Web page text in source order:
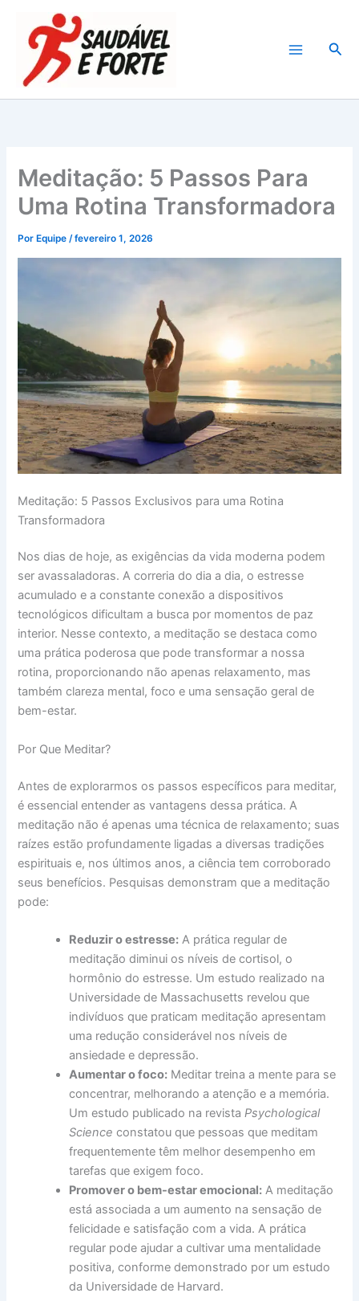
conteúdo
Meditação: 5 Passos Para
Uma Rotina Transformadora
Por Equipe/fevereiro 1, 2026
Meditação: 5 Passos Exclusivos para uma Rotina
Transformadora
Nos dias de hoje, as exigências da vida moderna podem
ser avassaladoras. A correria do dia a dia, o estresse
acumulado e a constante conexão a dispositivos
tecnológicos dificultam a busca por momentos de paz
interior. Nesse contexto, a meditação se destaca como
uma prática poderosa que pode transformar a nossa
rotina, proporcionando não apenas relaxamento, mas
também clareza mental, foco e uma sensação geral de
bem-estar.
Por Que Meditar?
Antes de explorarmos os passos específicos para meditar,
é essencial entender as vantagens dessa prática. A
meditação não é apenas uma técnica de relaxamento; suas
raízes estão profundamente ligadas a diversas tradições
espirituais e, nos últimos anos, a ciência tem corroborado
seus benefícios. Pesquisas demonstram que a meditação
pode:
Reduzir o estresse: A prática regular de
meditação diminui os níveis de cortisol, o
hormônio do estresse. Um estudo realizado na
Universidade de Massachusetts revelou que
indivíduos que praticam meditação apresentam
uma redução considerável nos níveis de
ansiedade e depressão.
Aumentar o foco: Meditar treina a mente para se
concentrar, melhorando a atenção e a memória.
Um estudo publicado na revistaPsychological
Science constatou que pessoas que meditam
frequentemente têm melhor desempenho em
tarefas que exigem foco.
Promover o bem-estar emocional: A meditação
está associada a um aumento na sensação de
felicidade e satisfação com a vida. A prática
regular pode ajudar a cultivar uma mentalidade
positiva, conforme demonstrado por um estudo
da Universidade de Harvard.